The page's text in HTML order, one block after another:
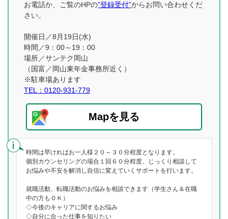
お電話か、ご覧のHPの”登録受付”からお問い合わせくだ
さい。
開催日／8月19日(水)
時間／9：00～19：00
場所／サンテク岡山
（国富／岡山東年金事務所近く）
※駐車場あります
TEL：0120-931-779
Mapを見る
時間は早ければお一人様２０～３０分程度となります。
個別カウンセリングの場合１回６０分程度、じっくり相談して
お悩みや不安を解消し自信に変えていくサポートを行います。
就職活動、転職活動のお悩みを相談できます（学生さん＆在職
中の方もＯＫ）
◇今後のキャリアに関するお悩み
◇自分に合った仕事を知りたい